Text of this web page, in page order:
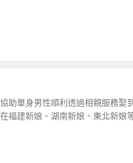
助單身男性順利透過相親服務娶
福建新娘、湖南新娘、東北新娘